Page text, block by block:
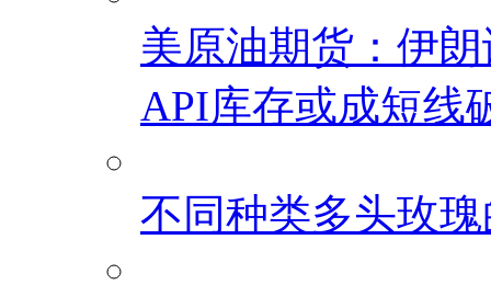
美原油期货：伊
API库存或成短线
不同种类多头玫